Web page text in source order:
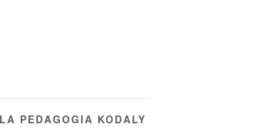
PEDAGOGIA KODALY